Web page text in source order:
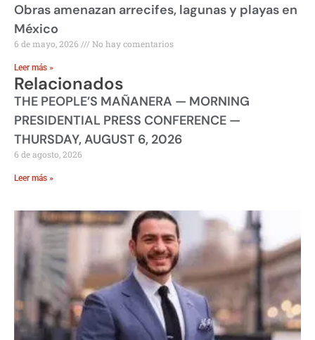
Obras amenazan arrecifes, lagunas y playas en
México
6 de mayo, 2026 No hay comentarios
Leer más »
Relacionados
THE PEOPLE’S MAÑANERA — MORNING
PRESIDENTIAL PRESS CONFERENCE —
THURSDAY, AUGUST 6, 2026
6 de agosto, 2026
Leer más »